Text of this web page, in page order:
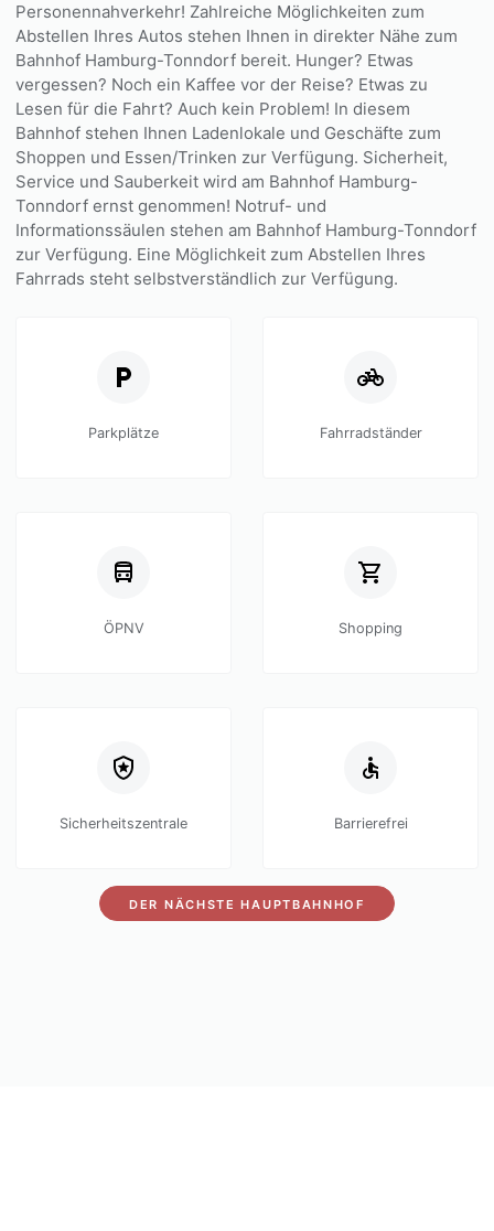
Personennahverkehr! Zahlreiche Möglichkeiten zum
Abstellen Ihres Autos stehen Ihnen in direkter Nähe zum
Bahnhof Hamburg-Tonndorf bereit. Hunger? Etwas
vergessen? Noch ein Kaffee vor der Reise? Etwas zu
Lesen für die Fahrt? Auch kein Problem! In diesem
Bahnhof stehen Ihnen Ladenlokale und Geschäfte zum
Shoppen und Essen/Trinken zur Verfügung. Sicherheit,
Service und Sauberkeit wird am Bahnhof Hamburg-
Tonndorf ernst genommen! Notruf- und
Informationssäulen stehen am Bahnhof Hamburg-Tonndorf
zur Verfügung. Eine Möglichkeit zum Abstellen Ihres
Fahrrads steht selbstverständlich zur Verfügung.
Parkplätze Fahrradständer
ÖPNV Shopping
Sicherheitszentrale Barrierefrei
DER NÄCHSTE HAUPTBAHNHOF